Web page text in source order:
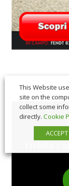
rivista
This Website
site on the
collect some
directly. Cookie
ACCEPT